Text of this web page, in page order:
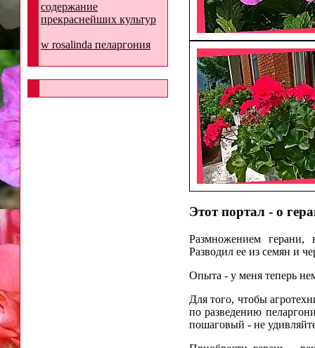
содержание
прекраснейших культур
w rosalinda пеларгония
Этот портал - о
Размножением герани,
Разводил ее из семян и
Опыта - у меня теперь
Для того, чтобы
по разведению
пошаговый - не